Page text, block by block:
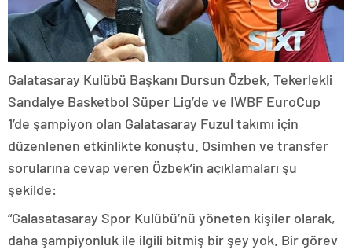
Galatasaray Kulübü Başkanı Dursun Özbek, Tekerlekli
Sandalye Basketbol Süper Lig’de ve IWBF EuroCup
1’de şampiyon olan Galatasaray Fuzul takımı için
düzenlenen etkinlikte konuştu. Osimhen ve transfer
sorularına cevap veren Özbek’in açıklamaları şu
şekilde:
“Galasatasaray Spor Kulübü’nü yöneten kişiler olarak,
daha şampiyonluk ile ilgili bitmiş bir şey yok. Bir görev